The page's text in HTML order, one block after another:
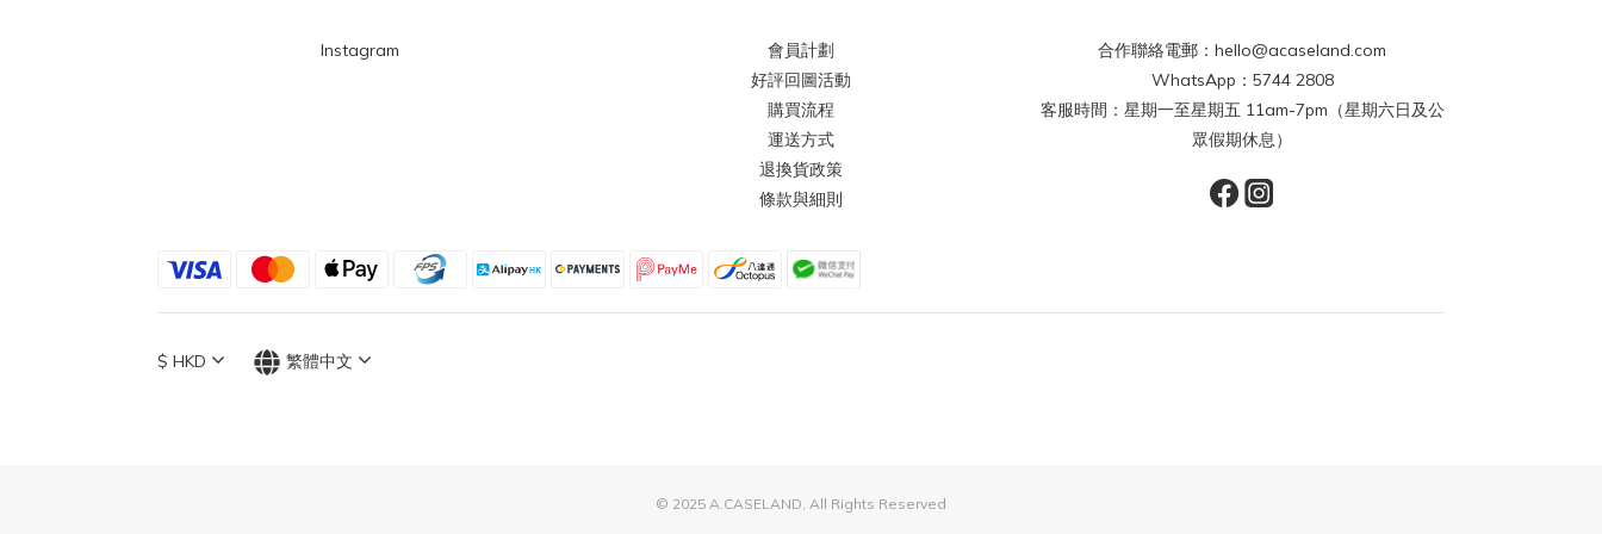
Instagram
會員計劃
好評回圖活動
購買流程
運送方式
退換貨政策
條款與細則
合作聯絡電郵：hello@acaseland.com
WhatsApp：5744 2808
客服時間：星期一至星期五 11am-7pm（星期六日及公
眾假期休息）
$ HKD 繁體中文
© 2025 A.CASELAND, All Rights Reserved